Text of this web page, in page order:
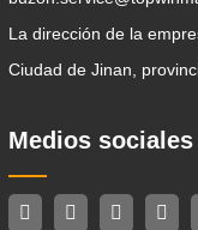
La dirección de la
Ciudad de Jinan,
Medios sociales